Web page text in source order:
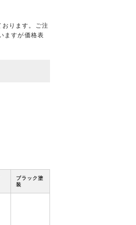
ります。ご注
ますが価格表
ブラック塗
装